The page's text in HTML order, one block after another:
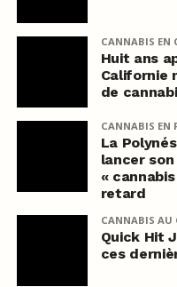
CANNABIS EN
Huit ans
Californie
de
CANNABIS EN
La
lancer
«
retard
CANNABIS AU
Quick Hit
ces